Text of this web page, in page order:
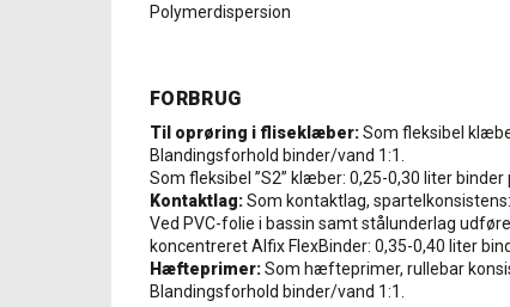
Polymerdispersion
FORBRUG
Til oprøring i fliseklæber:Som fleksibel
Blandingsforhold binder/vand 1:1.
Som fleksibel ”S2” klæber: 0,25-0,30 liter
Kontaktlag:Som kontaktlag,
Ved PVC-folie i bassin samt stålunderlag
koncentreret Alfix FlexBinder: 0,35-0,40 liter
Hæfteprimer:Som hæfteprimer, rullebar
Blandingsforhold binder/vand 1:1.